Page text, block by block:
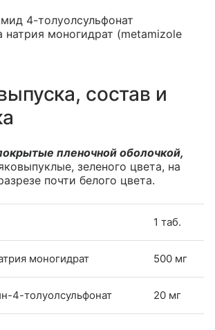
4-толуолсульфонат
натрия моногидрат (metamizole
состав и
пленочной оболочкой,
зеленого цвета, на
почти белого цвета.
1 таб.
моногидрат 500 мг
4-толуолсульфонат 20 мг